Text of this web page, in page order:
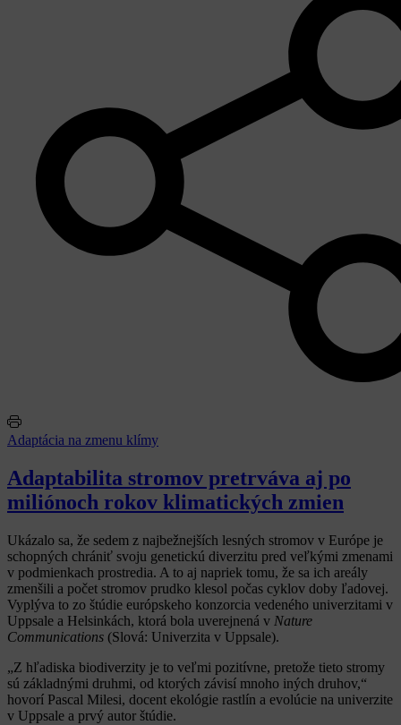
Adaptácia na zmenu klímy
Adaptabilita stromov pretrváva aj po
miliónoch rokov klimatických zmien
Ukázalo sa, že sedem z najbežnejších lesných stromov v Európe je
schopných chrániť svoju genetickú diverzitu pred veľkými zmenami
v podmienkach prostredia. A to aj napriek tomu, že sa ich areály
zmenšili a počet stromov prudko klesol počas cyklov doby ľadovej.
Vyplýva to zo štúdie európskeho konzorcia vedeného univerzitami v
Uppsale a Helsinkách, ktorá bola uverejnená v Nature
Communications (Slová: Univerzita v Uppsale).
„Z hľadiska biodiverzity je to veľmi pozitívne, pretože tieto stromy
sú základnými druhmi, od ktorých závisí mnoho iných druhov,“
hovorí Pascal Milesi, docent ekológie rastlín a evolúcie na univerzite
v Uppsale a prvý autor štúdie.